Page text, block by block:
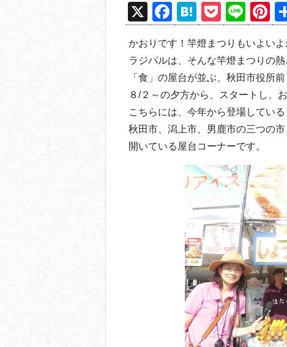
X
F
a
c
e
b
o
o
k
H
at
e
n
a
P
o
ck
et
Li
n
e
Pi
nt
er
e
st
かおりです！竿燈まつりもいよいよ
ラジパルは、そんな竿燈まつりの
「食」の屋台が並ぶ、秋田市役所
８/２～の夕方から、スタートし、
こちらには、今年から登場している
秋田市、潟上市、男鹿市の三つの
開いている屋台コーナーです。